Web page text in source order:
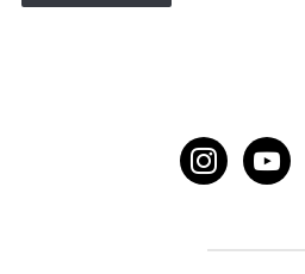
instagram